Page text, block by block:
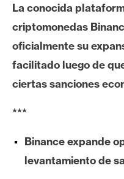
c
o
i
e
r
La conocida
criptomonedas
oficialmente su
facilitado luego de
ciertas sanciones
***
Binance expande
levantamiento de